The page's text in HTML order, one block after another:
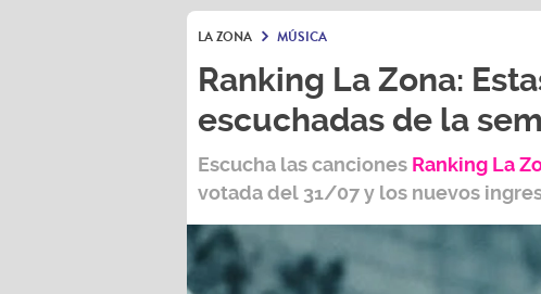
LA ZONA MÚSICA
Ranking La Zona:
escuchadas de la
Escucha las canciones Ranking La
votada del 31/07y los nuevos